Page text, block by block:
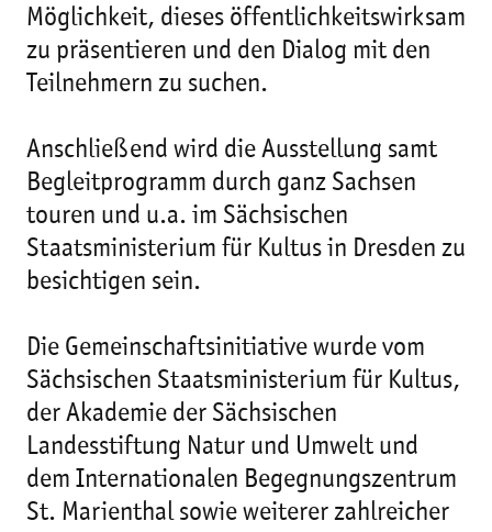
Möglichkeit, dieses öffentlichkeitswirksam
zu präsentieren und den Dialog mit den
Teilnehmern zu suchen.
Anschließend wird die Ausstellung samt
Begleitprogramm durch ganz Sachsen
touren und u.a. im Sächsischen
Staatsministerium für Kultus in Dresden zu
besichtigen sein.
Die Gemeinschaftsinitiative wurde vom
Sächsischen Staatsministerium für Kultus,
der Akademie der Sächsischen
Landesstiftung Natur und Umwelt und
dem Internationalen Begegnungszentrum
St. Marienthal sowie weiterer zahlreicher